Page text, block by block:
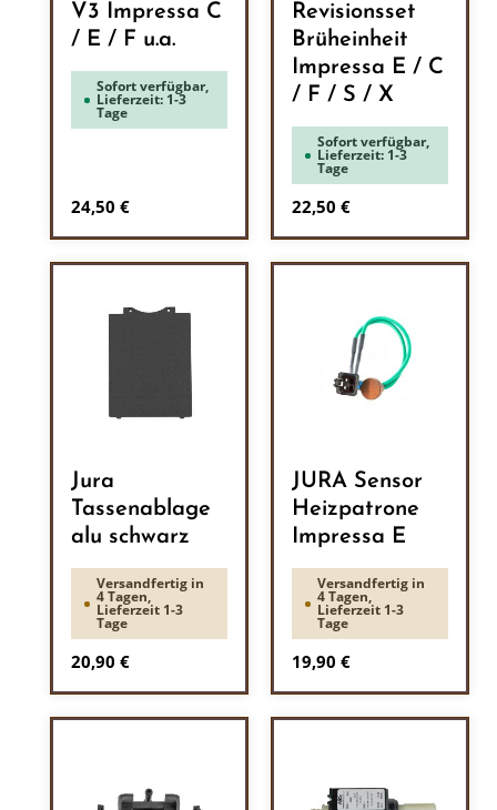
V3 Impressa C
/ E / F u.a.
Sofort verfügbar,
Lieferzeit: 1-3
Tage
Regulärer Preis:
24,50 €
Revisionsset
Brüheinheit
Impressa E / C
/ F / S / X
Sofort verfügbar,
Lieferzeit: 1-3
Tage
Regulärer Preis:
22,50 €
Jura
Tassenablage
alu schwarz
Versandfertig in
4 Tagen,
Lieferzeit 1-3
Tage
Regulärer Preis:
20,90 €
JURA Sensor
Heizpatrone
Impressa E
Versandfertig in
4 Tagen,
Lieferzeit 1-3
Tage
Regulärer Preis:
19,90 €